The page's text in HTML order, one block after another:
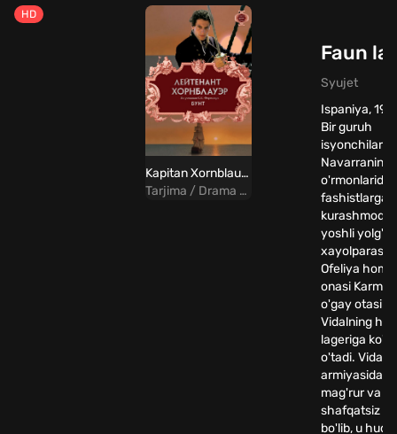
HD
Kapitan Xornblauver 5 Uzbek tilida
Tarjima / Drama / Tarixiy / Sarguzasht
Faun
Syujet
Ispaniya,
Bir guruh
isyonchilar
Navarraning
o'rmonlarida
fashistlarga
yoshli yolg'iz
xayolparast
Ofeliya
onasi
o'gay otasi
Vidalning
lageriga
o'tadi. Vidal
armiyasidagi
mag'rur va
shafqatsiz
bo'lib, u